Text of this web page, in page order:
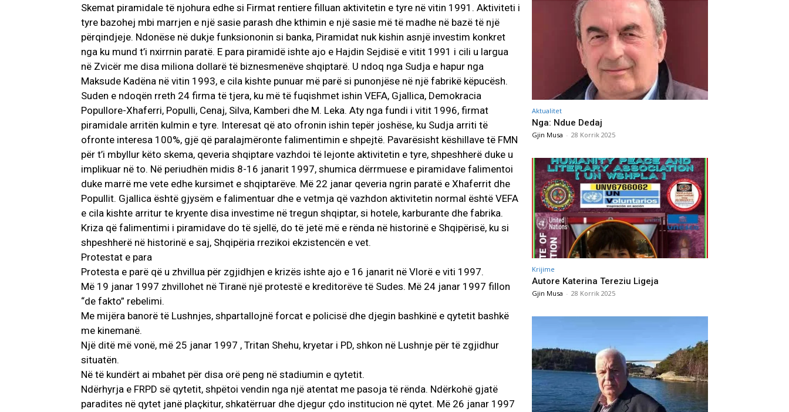
Skemat piramidale të njohura edhe si Firmat rentiere filluan aktivitetin e tyre në vitin 1991. Aktiviteti i
tyre bazohej mbi marrjen e një sasie parash dhe kthimin e një sasie më të madhe në bazë të një
përqindjeje. Ndonëse në dukje funksiononin si banka, Piramidat nuk kishin asnjë investim konkret
nga ku mund t’i nxirrnin paratë. E para piramidë ishte ajo e Hajdin Sejdisë e vitit 1991 i cili u largua
në Zvicër me disa miliona dollarë të biznesmenëve shqiptarë. U ndoq nga Sudja e hapur nga
Maksude Kadëna në vitin 1993, e cila kishte punuar më parë si punonjëse në një fabrikë këpucësh.
Suden e ndoqën rreth 24 firma të tjera, ku më të fuqishmet ishin VEFA, Gjallica, Demokracia
Popullore-Xhaferri, Populli, Cenaj, Silva, Kamberi dhe M. Leka. Aty nga fundi i vitit 1996, firmat
piramidale arritën kulmin e tyre. Interesat që ato ofronin ishin tepër joshëse, ku Sudja arriti të
ofronte interesa 100%, gjë që paralajmëronte falimentimin e shpejtë. Pavarësisht këshillave të FMN
për t’i mbyllur këto skema, qeveria shqiptare vazhdoi të lejonte aktivitetin e tyre, shpeshherë duke u
implikuar në to. Në periudhën midis 8-16 janarit 1997, shumica dërrmuese e piramidave falimentoi
duke marrë me vete edhe kursimet e shqiptarëve. Më 22 janar qeveria ngrin paratë e Xhaferrit dhe
Popullit. Gjallica është gjysëm e falimentuar dhe e vetmja që vazhdon aktivitetin normal është VEFA
e cila kishte arritur te kryente disa investime në tregun shqiptar, si hotele, karburante dhe fabrika.
Kriza që falimentimi i piramidave do të sjellë, do të jetë më e rënda në historinë e Shqipërisë, ku si
shpeshherë në historinë e saj, Shqipëria rrezikoi ekzistencën e vet.
Protestat e para
Protesta e parë që u zhvillua për zgjidhjen e krizës ishte ajo e 16 janarit në Vlorë e viti 1997.
Më 19 janar 1997 zhvillohet në Tiranë një protestë e kreditorëve të Sudes. Më 24 janar 1997 fillon
“de fakto” rebelimi.
Me mijëra banorë të Lushnjes, shpartallojnë forcat e policisë dhe djegin bashkinë e qytetit bashkë
me kinemanë.
Një ditë më vonë, më 25 janar 1997 , Tritan Shehu, kryetar i PD, shkon në Lushnje për të zgjidhur
situatën.
Në të kundërt ai mbahet për disa orë peng në stadiumin e qytetit.
Ndërhyrja e FRPD së qytetit, shpëtoi vendin nga një atentat me pasoja të rënda. Ndërkohë gjatë
paradites në qytet janë plaçkitur, shkatërruar dhe djegur çdo institucion në qytet. Më 26 janar 1997
Aktualitet
Nga: Ndue Dedaj
Gjin Musa - 28 Korrik 2025
Krijime
Autore Katerina Tereziu Ligeja
Gjin Musa - 28 Korrik 2025